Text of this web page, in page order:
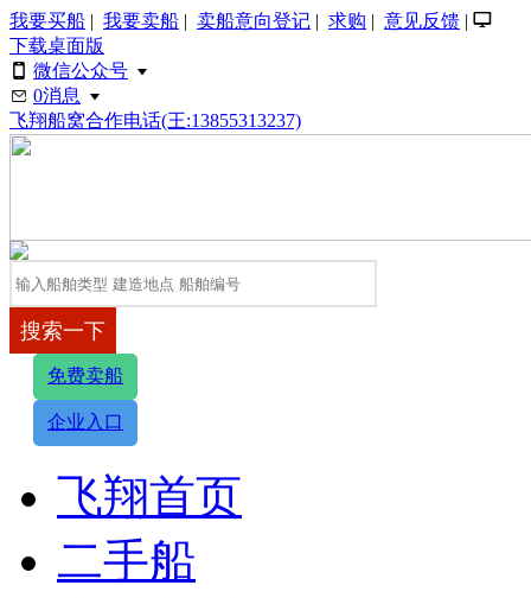
我要买船 | 我要卖船 | 卖船意向登记 | 求购 | 意见反馈 | 󰂙
下载桌面版
 微信公众号 
 0消息 
飞翔船窝合作电话(王:13855313237)
免费卖船
企业入口
飞翔首页
二手船